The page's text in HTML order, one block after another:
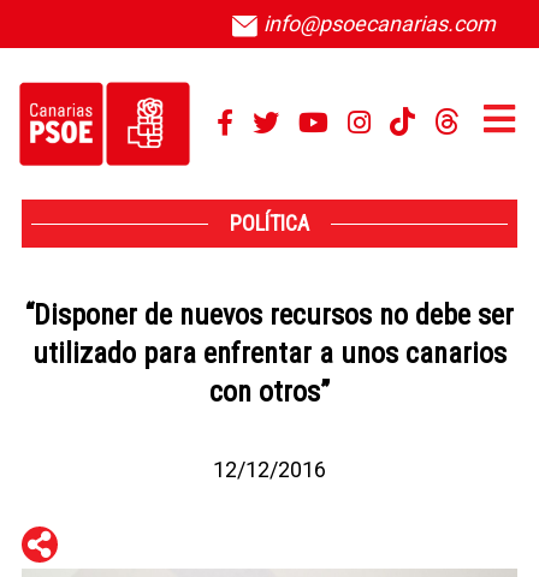
info@psoecanarias.com
POLÍTICA
“Disponer de nuevos recursos no debe ser
utilizado para enfrentar a unos canarios
con otros”
12/12/2016